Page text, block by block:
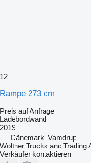
12
Rampe 273 cm
Preis auf Anfrage
Ladebordwand
2019
Dänemark, Vamdrup
Wolther Trucks and Trading
Verkäufer kontaktieren